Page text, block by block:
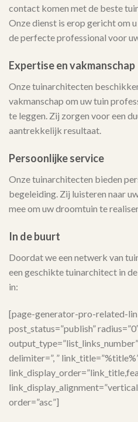
contact komen met de beste
Onze dienst is erop gericht om
de perfecte professional voor
Expertise en vakmanschap
Onze tuinarchitecten
vakmanschap om uw tuin
te leggen. Zij zorgen voor een
aantrekkelijk resultaat.
Persoonlijke service
Onze tuinarchitecten bieden
begeleiding. Zij luisteren naar
mee om uw droomtuin te
In de buurt
Doordat we een netwerk van
een geschikte tuinarchitect in
in:
[page-generator-pro-related-
post_status=”publish”
delimiter=”, ”
order=”asc”]